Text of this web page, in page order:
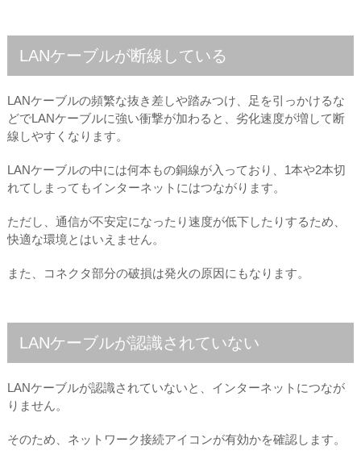
LANケーブルが断線している
LANケーブルの頻繁な抜き差しや踏みつけ、足を引っかけるな
どでLANケーブルに強い衝撃が加わると、劣化速度が増して断
線しやすくなります。
LANケーブルの中には何本もの銅線が入っており、1本や2本切
れてしまってもインターネットにはつながります。
ただし、通信が不安定になったり速度が低下したりするため、
快適な環境とはいえません。
また、コネクタ部分の破損は発火の原因にもなります。
LANケーブルが認識されていない
LANケーブルが認識されていないと、インターネットにつなが
りません。
そのため、ネットワーク接続アイコンが有効かを確認します。